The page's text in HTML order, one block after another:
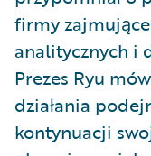
firmy
analitycznych i
Prezes Ryu
działania
kontynuacji